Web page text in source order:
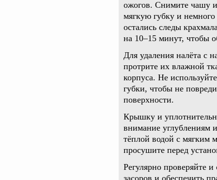
ожогов. Снимите чашу и
мягкую губку и
остались следы
на 10–15 минут, чтобы
Для удаления налёта с
протрите их влажной
корпуса. Не
губки, чтобы не
поверхности.
Крышку и
внимание углублениям
тёплой водой с мягким
просушите перед
Регулярно проверяйте
засоров и обеспечить